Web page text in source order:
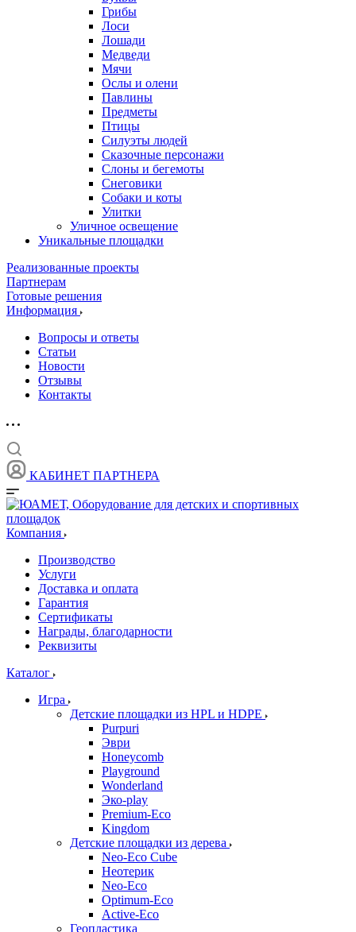
Грибы
Лоси
Лошади
Медведи
Мячи
Ослы и олени
Павлины
Предметы
Птицы
Силуэты людей
Сказочные персонажи
Слоны и бегемоты
Снеговики
Собаки и коты
Улитки
Уличное освещение
Уникальные площадки
Реализованные проекты
Партнерам
Готовые решения
Информация
Вопросы и ответы
Статьи
Новости
Отзывы
Контакты
КАБИНЕТ ПАРТНЕРА
Компания
Производство
Услуги
Доставка и оплата
Гарантия
Сертификаты
Награды, благодарности
Реквизиты
Каталог
Игра
Детские площадки из HPL и HDPE
Purpuri
Эври
Honeycomb
Playground
Wonderland
Эко-play
Premium-Eco
Kingdom
Детские площадки из дерева
Neo-Eco Cube
Неотерик
Neo-Eco
Оptimum-Еco
Active-Eco
Геопластика